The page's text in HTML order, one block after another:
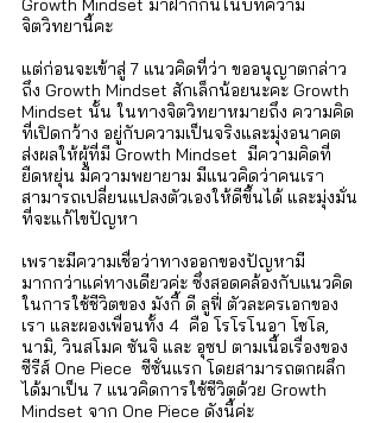
Growth Mindset มาฝากกันในบทความ
จิตวิทยานี้คะ
แต่ก่อนจะเข้าสู่ 7 แนวคิดที่ว่า ขออนุญาตกล่าว
ถึง Growth Mindset สักเล็กน้อยนะคะ Growth
Mindset นั้น ในทางจิตวิทยาหมายถึง ความคิด
ที่เปิดกว้าง อยู่กับความเป็นจริงและมุ่งอนาคต
ส่งผลให้ผู้ที่มี Growth Mindset  มีความคิดที่
ยืดหยุ่น มีความพยายาม มีแนวคิดว่าคนเรา
สามารถเปลี่ยนแปลงตัวเองให้ดีขึ้นได้ และมุ่งมั่น
ที่จะแก้ไขปัญหา
เพราะมีความเชื่อว่าทางออกของปัญหามี
มากกว่าแค่ทางเดียวค่ะ ซึ่งสอดคล้องกับแนวคิด
ในการใช้ชีวิตของ มังกี้ ดี ลูฟี่ ตัวละครเอกของ
เรา และผองเพื่อนทั้ง 4  คือ โรโรโนอา โซโล,
นามิ, วินสโมค ซันจิ และ อุซป ตามเนื้อเรื่องของ
ซีรีส์ One Piece  ซีซั่นแรก โดยสามารถตกผลึก
ได้มาเป็น 7 แนวคิดการใช้ชีวิตด้วย Growth
Mindset จาก One Piece ดังนี้ค่ะ